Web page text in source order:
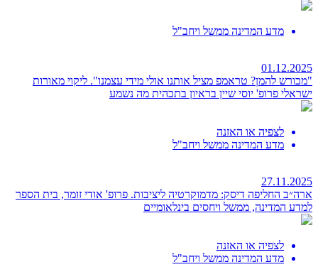
מדע המדינה ממשל ויחב"ל
01.12.2025
"מכורש להמן? טראמפ מציל אותנו אולי מידי עצמנו". ליקוי מאורות
ישראלי פרופ' יוסי שיין בראיון בתכהית מה נשמע
לצפיה או האזנה
מדע המדינה ממשל ויחב"ל
27.11.2025
ארה״ב החליפה דיסק: מדמוקרטיה ליציבות. פרופ' אודי זומר, בית הספר
למדע המדינה, ממשל ויחסים בינלאומיים
לצפיה או האזנה
מדע המדינה ממשל ויחב"ל